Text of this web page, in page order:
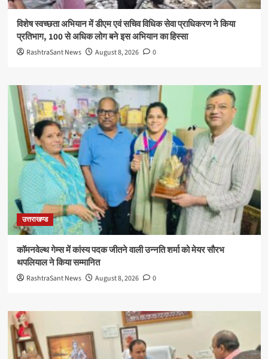
विशेष स्वच्छता अभियान में डीएम एवं सचिव विधिक सेवा प्राधिकरण ने किया
प्रतिभाग, 100 से अधिक लोग बने इस अभियान का हिस्सा
RashtraSant News August 8, 2026 0
उत्तराखण्ड
कॉमनवेल्थ गेम्स में कांस्य पदक जीतने वाली उन्नति शर्मा को मेयर सौरभ
थपलियाल ने किया सम्मानित
RashtraSant News August 8, 2026 0